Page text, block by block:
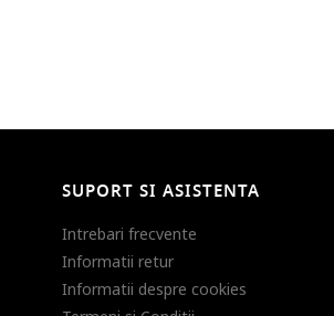
SUPORT SI ASISTENTA
Intrebari frecvente
Informatii retur
Informatii despre cookies